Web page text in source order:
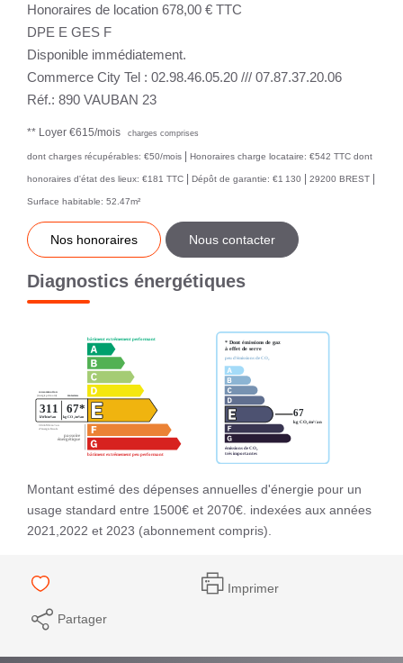
Honoraires de location 678,00 € TTC
DPE E GES F
Disponible immédiatement.
Commerce City Tel : 02.98.46.05.20 /// 07.87.37.20.06
Réf.: 890 VAUBAN 23
** Loyer €615/mois charges comprises
dont charges récupérables: €50/mois | Honoraires charge locataire: €542 TTC dont
honoraires d'état des lieux: €181 TTC | Dépôt de garantie: €1 130 | 29200 BREST |
Surface habitable: 52.47m²
Nos honoraires Nous contacter
Diagnostics énergétiques
Montant estimé des dépenses annuelles d'énergie pour un
usage standard entre 1500€ et 2070€. indexées aux années
2021,2022 et 2023 (abonnement compris).
Imprimer
Partager